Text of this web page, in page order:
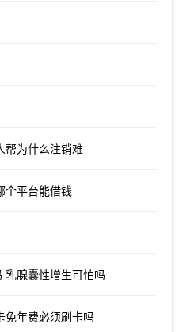
帮为什么注销难
个平台能借钱
乳腺囊性增生可怕吗
免年费必须刷卡吗